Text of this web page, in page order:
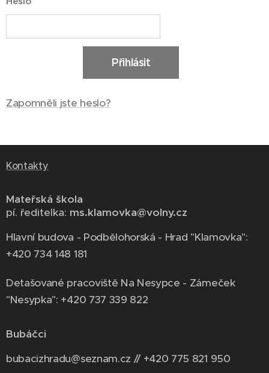
Přihlásit
Zapomněli jste heslo?
Kontakty
Mateřská škola
pí. ředitelka: ms.klamovka@volny.cz
Hlavní budova - Podbělohorská - Hrad "Klamovka":
+420 734 148 181
Detašované pracoviště Na Nesypce - Zámeček
"Nesypka": +420 737 339 822
Bubáčci
bubacizhradu@seznam.cz // +420 775 821 950